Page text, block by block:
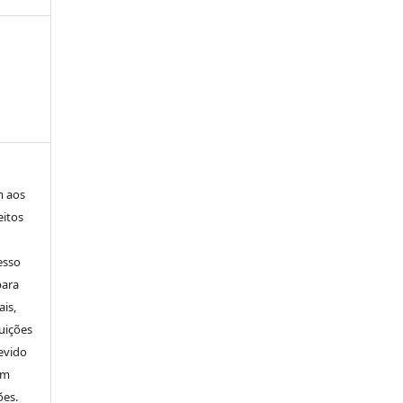
aos